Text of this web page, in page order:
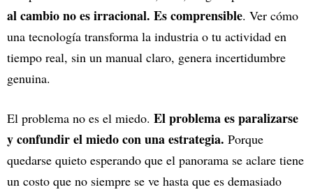
al cambio no es irracional. Es comprensible. Ver cómo
una tecnología transforma la industria o tu actividad en
tiempo real, sin un manual claro, genera incertidumbre
genuina.
El problema no es el miedo. El problema es paralizarse
y confundir el miedo con una estrategia. Porque
quedarse quieto esperando que el panorama se aclare tiene
un costo que no siempre se ve hasta que es demasiado